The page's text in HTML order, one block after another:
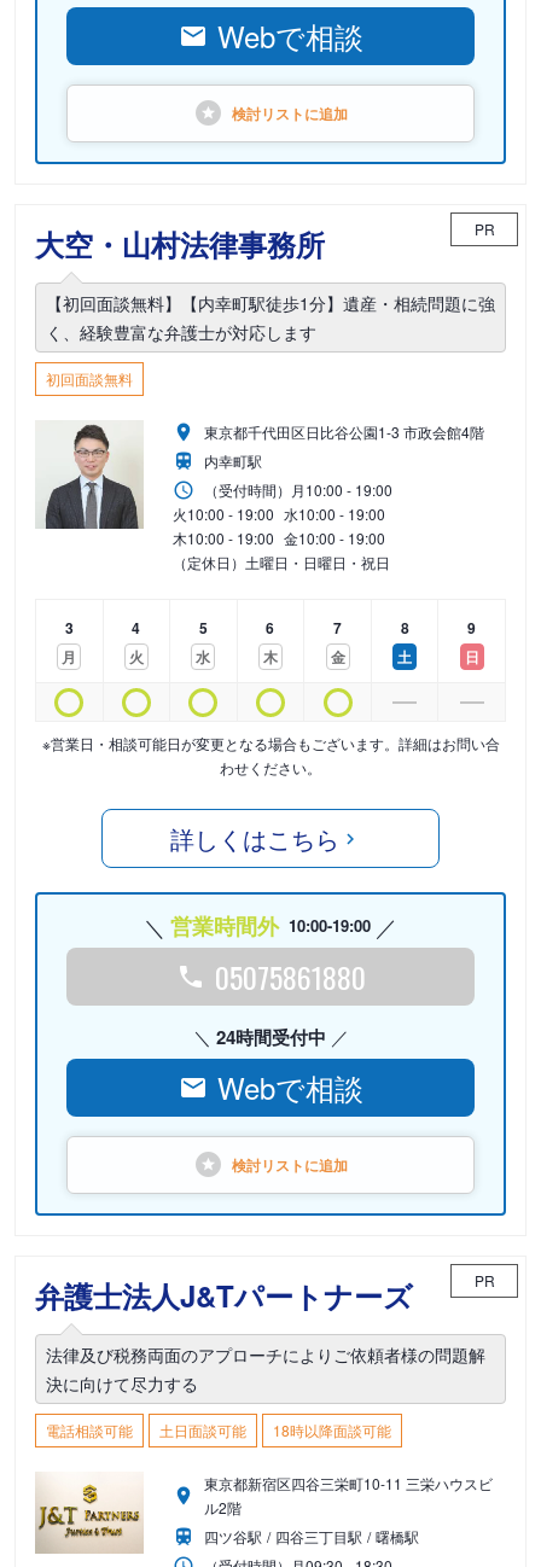
Webで相談
検討リストに追加
大空・山村法律事務所 PR
【初回面談無料】【内幸町駅徒歩1分】遺産・相続問題に強
く、経験豊富な弁護士が対応します
初回面談無料
東京都千代田区日比谷公園1-3 市政会館4階
内幸町駅
（受付時間） 月10:00 - 19:00
火10:00 - 19:00 水10:00 - 19:00
木10:00 - 19:00 金10:00 - 19:00
（定休日）土曜日・日曜日・祝日
3
月
4
火
5
水
6
木
7
金
8
土
9
日
※営業日・相談可能日が変更となる場合もございます。詳細はお問い合
わせください。
詳しくはこちら
営業時間外 10:00-19:00
05075861880
24時間受付中
Webで相談
検討リストに追加
弁護士法人J&Tパートナーズ PR
法律及び税務両面のアプローチによりご依頼者様の問題解
決に向けて尽力する
電話相談可能 土日面談可能 18時以降面談可能
東京都新宿区四谷三栄町10-11 三栄ハウスビ
ル2階
四ツ谷駅
四谷三丁目駅
曙橋駅